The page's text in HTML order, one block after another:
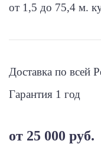
от 1,5 до 75,4 м.
Доставка по всей
Гарантия 1 год
от 25 000 руб.